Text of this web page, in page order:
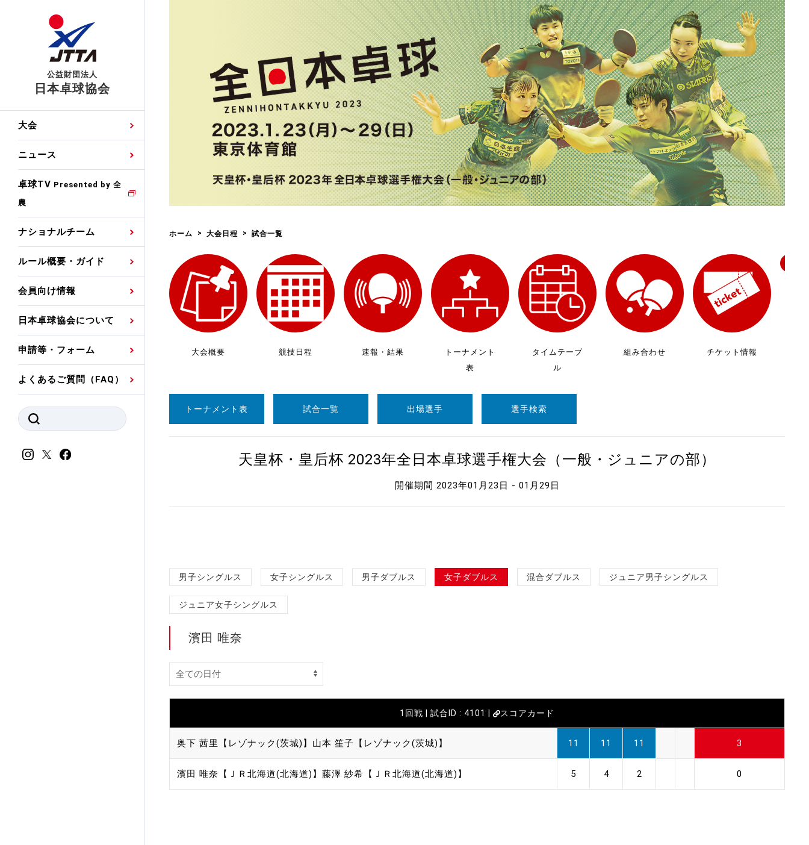
公益財団法人
日本卓球協会
大会
国内ランキング
ニュース
大会・試合
プレスリリース
競技者(パスウェイ)・審判
その他
卓球TV Presented by 全
農
ナショナルチーム
男子ナショナルチーム選
男子世界ランキング
女子世界ランキング
各種選考基準
強化スタッフ
ルール概要・ガイド
卓球の基本的なルール
観戦ガイド
会員向け情報
協会会員登録
ゼッケンについて
競技者育成事業
公認資格者名簿
公認品一覧
公認メーカー一覧
指導者養成委員会
スポーツ医・科学委員会
日本卓球協会について
卓球協会のミッション
会長あいさつ
関連団体代表委員など
規程・お見舞い制度
ハンドブックデータ
申請等・フォーム
国際交流届申込みフォーム
国際大会自主参加申請
競技ウエア広告申請
審判員ネームプレート制作
申込
よくあるご質問（FAQ）
ホーム 大会日程 試合一覧
大会概要 競技日程 速報・結果
トーナメント
表
タイムテーブ
ル
組み合わせ チケット情報
トーナメント表 試合一覧 出場選手 選手検索
天皇杯・皇后杯 2023年全日本卓球選手権大会（一般・ジュニアの部）
開催期間 2023年01月23日 - 01月29日
男子シングルス 女子シングルス 男子ダブルス 女子ダブルス 混合ダブルス ジュニア男子シングルス
ジュニア女子シングルス
濱田 唯奈
1回戦 | 試合ID : 4101 | スコアカード
奥下 茜里【レゾナック(茨城)】 山本 笙子【レゾナック(茨城)】 11 11 11 3
濱田 唯奈【ＪＲ北海道(北海道)】 藤澤 紗希【ＪＲ北海道(北海道)】 5 4 2 0